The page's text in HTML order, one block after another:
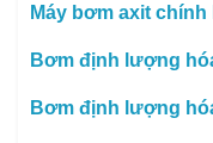
Máy bơm axit
Bơm định lượng
Bơm định lượng